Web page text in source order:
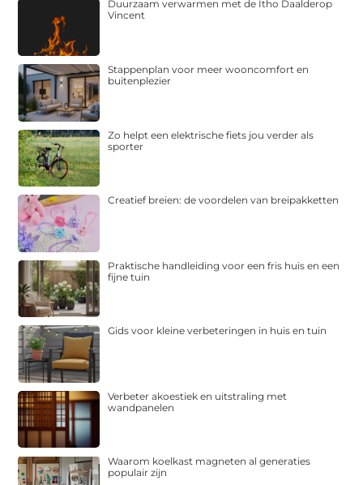
Duurzaam verwarmen met de Itho Daalderop
Vincent
Stappenplan voor meer wooncomfort en
buitenplezier
Zo helpt een elektrische fiets jou verder als
sporter
Creatief breien: de voordelen van breipakketten
Praktische handleiding voor een fris huis en een
fijne tuin
Gids voor kleine verbeteringen in huis en tuin
Verbeter akoestiek en uitstraling met
wandpanelen
Waarom koelkast magneten al generaties
populair zijn